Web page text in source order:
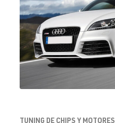
TUNING DE CHIPS Y MOTORES